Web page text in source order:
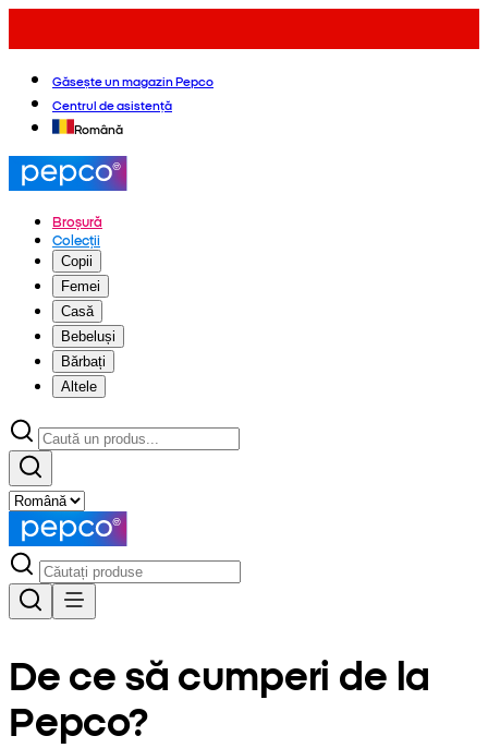
Găsește un magazin Pepco
Centrul de asistență
Română
Broșură
Colecții
Copii
Femei
Casă
Bebeluși
Bărbați
Altele
De ce să cumperi de la
Pepco?